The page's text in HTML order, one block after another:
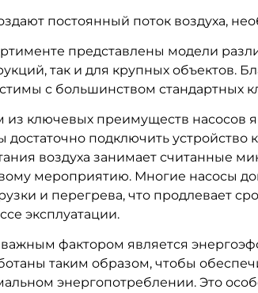
постоянный поток воздуха,
представлены модели
так и для крупных объектов.
с большинством стандартных
ключевых преимуществ насосов
достаточно подключить устройство
воздуха занимает считанные
мероприятию. Многие насосы
и перегрева, что продлевает
эксплуатации.
фактором является
таким образом, чтобы
энергопотреблении. Это